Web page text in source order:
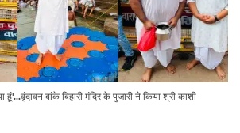
बांके बिहारी मंदिर के पुजारी ने किया श्री काशी